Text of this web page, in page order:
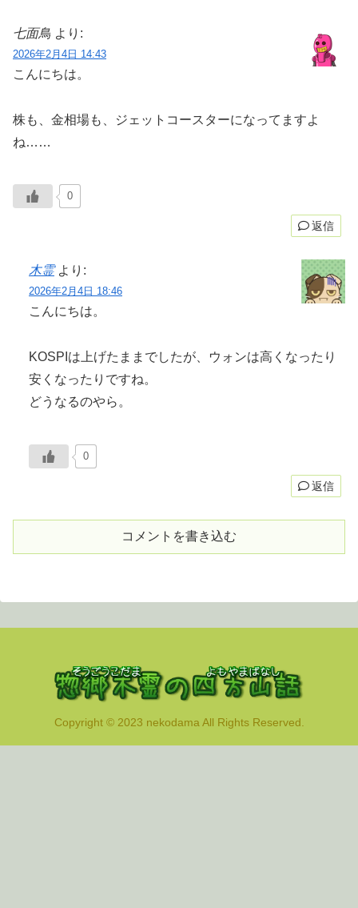
七面鳥 より:
2026年2月4日 14:43
こんにちは。
株も、金相場も、ジェットコースターになってますよ
ね……
0
返信
木霊 より:
2026年2月4日 18:46
こんにちは。
KOSPIは上げたままでしたが、ウォンは高くなったり
安くなったりですね。
どうなるのやら。
0
返信
コメントを書き込む
Copyright © 2023 nekodama All Rights Reserved.